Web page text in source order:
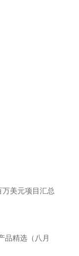
美元项目汇总
品精选（八月